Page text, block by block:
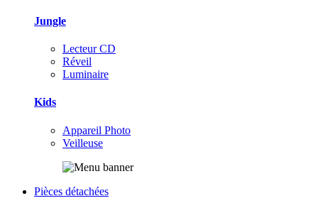
Jungle
Lecteur CD
Réveil
Luminaire
Kids
Appareil Photo
Veilleuse
Pièces détachées